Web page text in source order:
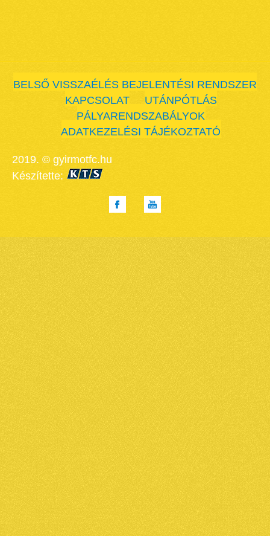
BELSŐ VISSZAÉLÉS BEJELENTÉSI RENDSZER
KAPCSOLAT
UTÁNPÓTLÁS
PÁLYARENDSZABÁLYOK
ADATKEZELÉSI TÁJÉKOZTATÓ
2019. © gyirmotfc.hu
Készítette: